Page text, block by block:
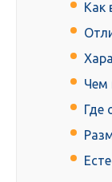
Как
Чем
Где